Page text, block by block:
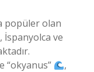
popüler olan
İspanyolca ve
“okyanus”
,